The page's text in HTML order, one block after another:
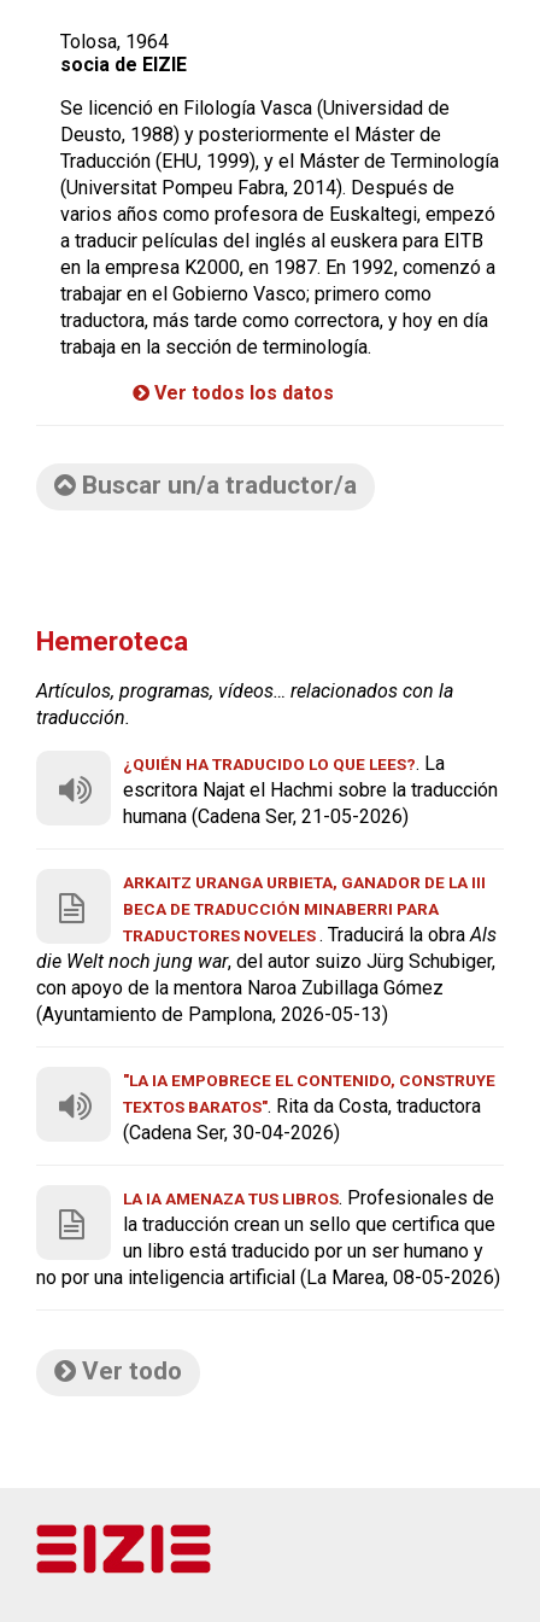
Tolosa, 1964
socia de EIZIE
Se licenció en Filología Vasca (Universidad de
Deusto, 1988) y posteriormente el Máster de
Traducción (EHU, 1999), y el Máster de Terminología
(Universitat Pompeu Fabra, 2014). Después de
varios años como profesora de Euskaltegi, empezó
a traducir películas del inglés al euskera para EITB
en la empresa K2000, en 1987. En 1992, comenzó a
trabajar en el Gobierno Vasco; primero como
traductora, más tarde como correctora, y hoy en día
trabaja en la sección de terminología.
Ver todos los datos
Buscar un/a traductor/a
Hemeroteca
Artículos, programas, vídeos… relacionados con la
traducción.
¿QUIÉN HA TRADUCIDO LO QUE LEES?. La
escritora Najat el Hachmi sobre la traducción
humana (Cadena Ser, 21-05-2026)
ARKAITZ URANGA URBIETA, GANADOR DE LA III
BECA DE TRADUCCIÓN MINABERRI PARA
TRADUCTORES NOVELES. Traducirá la obraAls
die Welt noch jung war, del autor suizo Jürg Schubiger,
con apoyo de la mentora Naroa Zubillaga Gómez
(Ayuntamiento de Pamplona, 2026-05-13)
"LA IA EMPOBRECE EL CONTENIDO, CONSTRUYE
TEXTOS BARATOS". Rita da Costa, traductora
(Cadena Ser, 30-04-2026)
LA IA AMENAZA TUS LIBROS. Profesionales de
la traducción crean un sello que certifica que
un libro está traducido por un ser humano y
no por una inteligencia artificial (La Marea, 08-05-2026)
Ver todo